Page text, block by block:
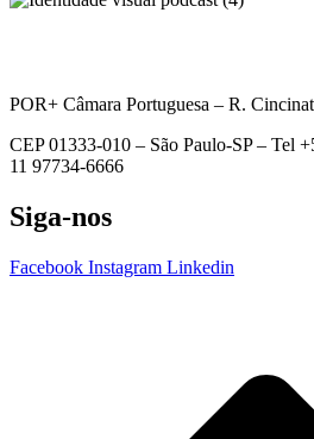
POR+ Câmara Portuguesa – R.
CEP 01333-010 – São Paulo-SP – Tel
11 97734-6666
Siga-nos
Facebook Instagram Linkedin